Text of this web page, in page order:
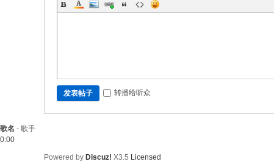
发表帖子 转播给听众
歌名 - 歌手
0:00
Powered by Discuz! X3.5 Licensed